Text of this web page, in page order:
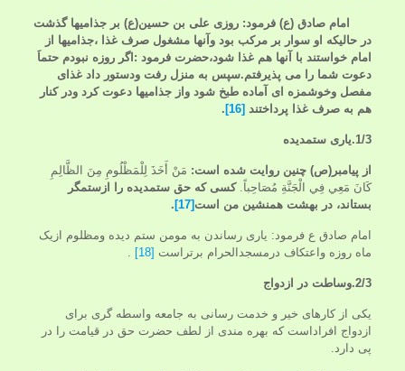
امام صادق (ع) فرمود: روزی علی بن حسین(ع) بر جذامیها گذشت
در حالیکه او سوار بر مرکب بود وآنها مشغول صرف غذا ،جذامیها از
امام خواستند با آنها هم غذا شود،حضرت فرمود :اگر روزه نبودم حتماَ
دعوت شما را می پذیرفتم.سپس به منزل رفت ودستور داد غذای
مفصل وخوشمزه ای آماده طبخ شود واز جذامیها دعوت کرد ودر کنار
هم به صرف غذا پرداختند [16]
.
1/3.یاری ستمدیده
از پیامبر(ص) چنین روایت شده است: مَنْ‏ أَخَذَ لِلْمَظْلُومِ‏ مِنَ‏ الظَّالِمِ
كَانَ مَعِي فِي الْجَنَّةِ مُصَاحِباً.کسی که حق ستمدیده را ازستمگر
بستاند، در بهشت همنشین من است [17]
.
امام صادق ع فرمود: یاری رساندن به مومن ستم دیده ومظلوم ازیک
ماه روزه واعتکاف درمسجدالحرام برتراست [18]
.
2/3.وساطت در ازدواج
یکی از کارهای خیر و خدمت رسانی به جامعه واسطه گری برای
ازدواج افراداست که بهره مندی از لطف حضرت حق در قیامت را در
پی دارد.